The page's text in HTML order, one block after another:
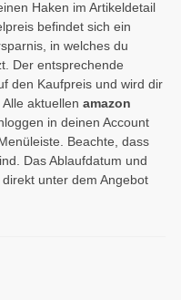
Haken im Artikeldetail
befindet sich ein
in welches du
Der entsprechende
den Kaufpreis und wird dir
aktuellen amazon
in deinen Account
Beachte, dass
Das Ablaufdatum und
unter dem Angebot